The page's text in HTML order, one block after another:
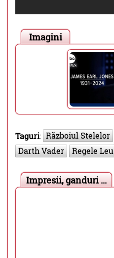
Imagini
Taguri: Războiul Stelelor
Darth Vader
Regele Leu
Impresii, ganduri ...